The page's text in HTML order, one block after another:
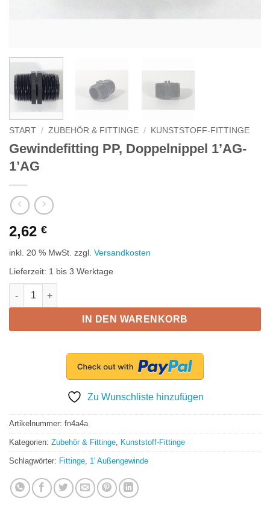
START / ZUBEHÖR & FITTINGE / KUNSTSTOFF-FITTINGE
Gewindefitting PP, Doppelnippel 1’AG-
1’AG
2,62 €
inkl. 20 % MwSt. zzgl. Versandkosten
Lieferzeit: 1 bis 3 Werktage
Gewindefitting PP, Doppelnippel 1'AG-1'AG Menge
IN DEN WARENKORB
Zu Wunschliste hinzufügen
Artikelnummer: fn4a4a
Kategorien: Zubehör & Fittinge, Kunststoff-Fittinge
Schlagwörter: Fittinge, 1' Außengewinde